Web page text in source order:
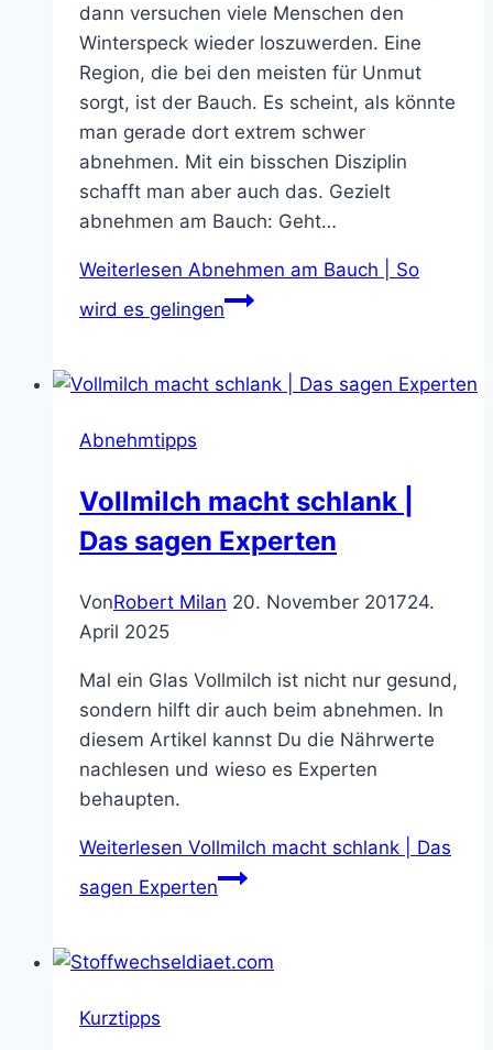
dann versuchen viele Menschen den
Winterspeck wieder loszuwerden. Eine
Region, die bei den meisten für Unmut
sorgt, ist der Bauch. Es scheint, als könnte
man gerade dort extrem schwer
abnehmen. Mit ein bisschen Disziplin
schafft man aber auch das. Gezielt
abnehmen am Bauch: Geht…
Weiterlesen Abnehmen am Bauch | So
wird es gelingen
Abnehmtipps
Vollmilch macht schlank |
Das sagen Experten
VonRobert Milan 20. November 201724.
April 2025
Mal ein Glas Vollmilch ist nicht nur gesund,
sondern hilft dir auch beim abnehmen. In
diesem Artikel kannst Du die Nährwerte
nachlesen und wieso es Experten
behaupten.
Weiterlesen Vollmilch macht schlank | Das
sagen Experten
Kurztipps